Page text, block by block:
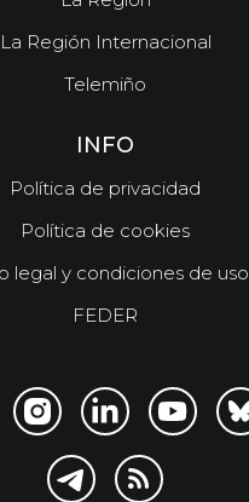
La Región Internacional
Telemiño
INFO
Política de privacidad
Política de cookies
legal y condiciones de uso
FEDER